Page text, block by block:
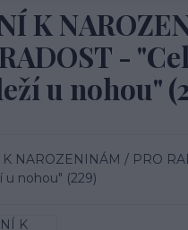
K
-
u nohou"